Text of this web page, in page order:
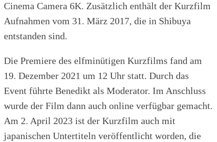
Cinema Camera 6K. Zusätzlich enthält der Kurzfilm
Aufnahmen vom 31. März 2017, die in Shibuya
entstanden sind.
Die Premiere des elfminütigen Kurzfilms fand am
19. Dezember 2021 um 12 Uhr statt. Durch das
Event führte Benedikt als Moderator. Im Anschluss
wurde der Film dann auch online verfügbar gemacht.
Am 2. April 2023 ist der Kurzfilm auch mit
japanischen Untertiteln veröffentlicht worden, die